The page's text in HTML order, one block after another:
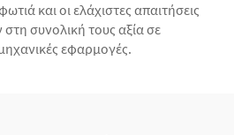
και οι ελάχιστες απαιτήσεις
συνολική τους αξία σε
εφαρμογές.